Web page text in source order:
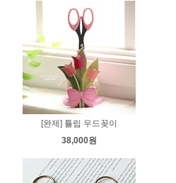
[완제] 튤립 우드꽂이
38,000원